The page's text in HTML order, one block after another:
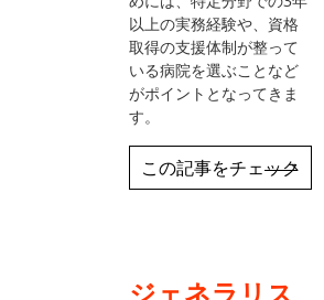
以上の実務経験や、資格
取得の支援体制が整って
いる病院を選ぶことなど
がポイントとなってきま
す。
この記事をチェック
ジェネラリス